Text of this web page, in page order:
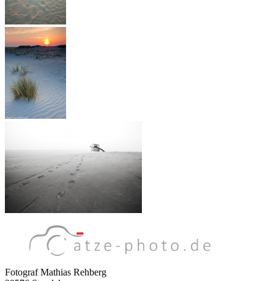
Fotograf Mathias Rehberg